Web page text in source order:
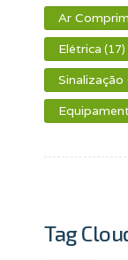
Ar
Elétrica (17)
Tag